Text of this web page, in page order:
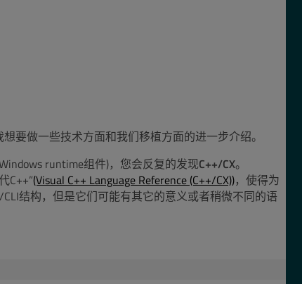
想要做一些技术方面和我们移植方面的进一步介绍。
runtime组件)，您会反复的发现C++/CX。
C++”(Visual C++ Language Reference (C++/CX))，使得为
结构，但是它们可能有其它的意义或者稍微不同的语